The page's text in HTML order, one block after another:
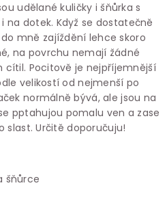
udělané kuličky i šňůrka s
na dotek. Když se dostatečně
mně zajíždění lehce skoro
na povrchu nemají žádné
cítil. Pocitově je nejpříjemnější
velikostí od nejmenší po
normálně bývá, ale jsou na
pptahujou pomalu ven a zase
slast. Určitě doporučuju!
šňůrce